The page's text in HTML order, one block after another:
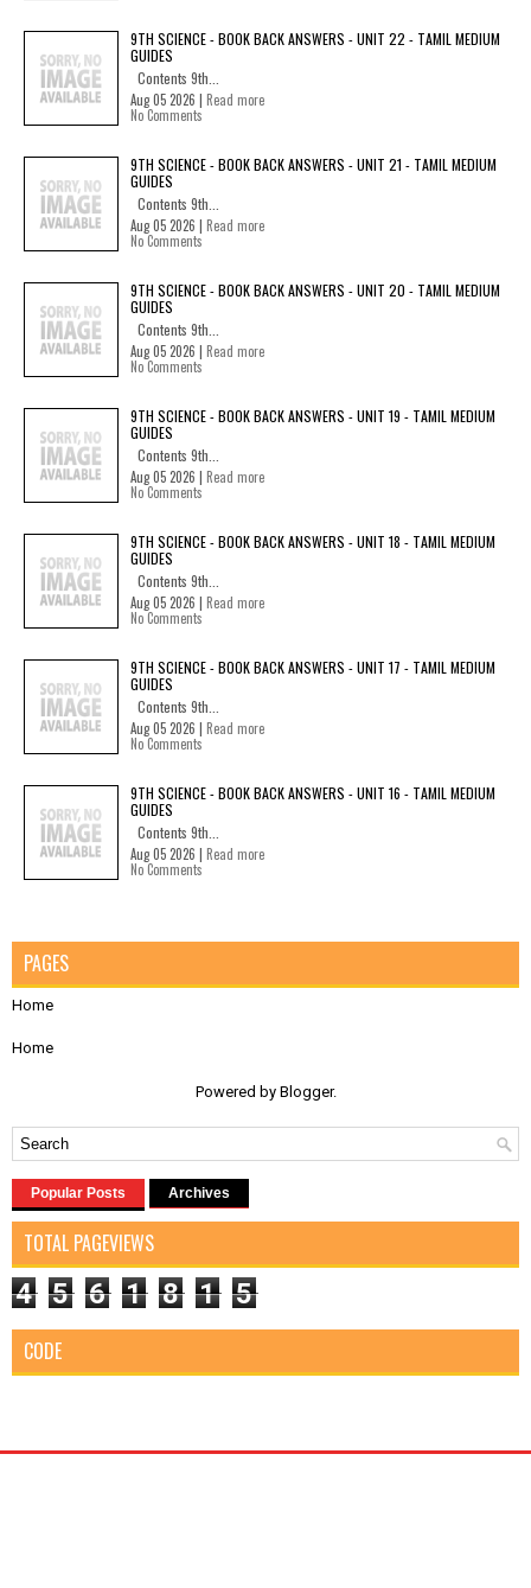
9TH SCIENCE - BOOK BACK ANSWERS - UNIT 22 - TAMIL MEDIUM
GUIDES
Contents 9th...
Aug 05 2026 | Read more
No Comments
9TH SCIENCE - BOOK BACK ANSWERS - UNIT 21 - TAMIL MEDIUM
GUIDES
Contents 9th...
Aug 05 2026 | Read more
No Comments
9TH SCIENCE - BOOK BACK ANSWERS - UNIT 20 - TAMIL MEDIUM
GUIDES
Contents 9th...
Aug 05 2026 | Read more
No Comments
9TH SCIENCE - BOOK BACK ANSWERS - UNIT 19 - TAMIL MEDIUM
GUIDES
Contents 9th...
Aug 05 2026 | Read more
No Comments
9TH SCIENCE - BOOK BACK ANSWERS - UNIT 18 - TAMIL MEDIUM
GUIDES
Contents 9th...
Aug 05 2026 | Read more
No Comments
9TH SCIENCE - BOOK BACK ANSWERS - UNIT 17 - TAMIL MEDIUM
GUIDES
Contents 9th...
Aug 05 2026 | Read more
No Comments
9TH SCIENCE - BOOK BACK ANSWERS - UNIT 16 - TAMIL MEDIUM
GUIDES
Contents 9th...
Aug 05 2026 | Read more
No Comments
PAGES
Home
Home
Powered by Blogger.
Popular Posts Archives
TOTAL PAGEVIEWS
4 5 6 1 8 1 5
CODE